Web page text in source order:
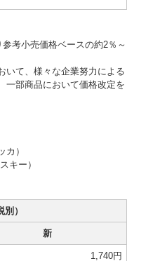
考小売価格ベースの約2％～
いて、様々な企業努力による
一部商品において価格改定を
）
キー）
）
新
1,740円